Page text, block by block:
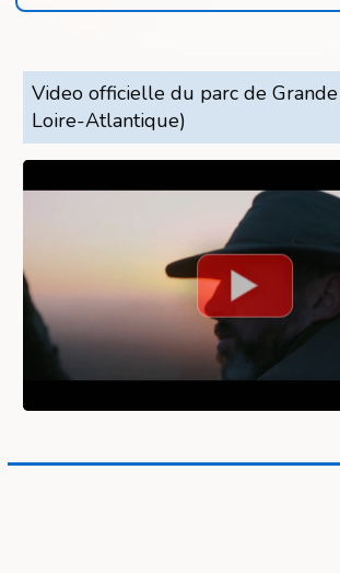
Video officielle du parc de
Loire-Atlantique)